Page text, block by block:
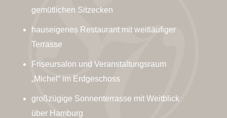
gemütlichen Sitzecken
hauseigenes Restaurant mit weitläufiger
Terrasse
Friseursalon und Veranstaltungsraum
„Michel“ im Erdgeschoss
großzügige Sonnenterrasse mit Weitblick
über Hamburg